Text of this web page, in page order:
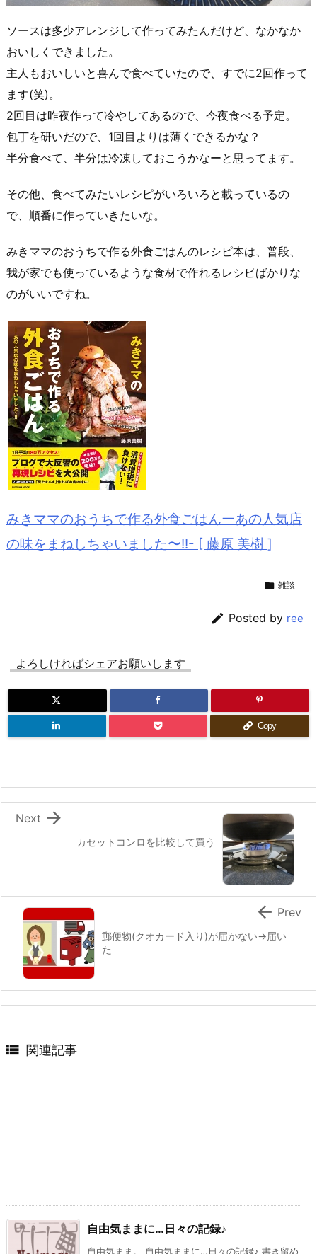
ソースは多少アレンジして作ってみたんだけど、なかなか
おいしくできました。
主人もおいしいと喜んで食べていたので、すでに2回作って
ます(笑)。
2回目は昨夜作って冷やしてあるので、今夜食べる予定。
包丁を研いだので、1回目よりは薄くできるかな？
半分食べて、半分は冷凍しておこうかなーと思ってます。
その他、食べてみたいレシピがいろいろと載っているの
で、順番に作っていきたいな。
みきママのおうちで作る外食ごはんのレシピ本は、普段、
我が家でも使っているような食材で作れるレシピばかりな
のがいいですね。
みきママのおうちで作る外食ごはんーあの人気店
の味をまねしちゃいました〜!!- [ 藤原 美樹 ]
 雑談
 Posted by ree
よろしければシェアお願いします
Copy
カセットコンロを比較して買う

Next
郵便物(クオカード入り)が届かない→届い
た
 Prev
 関連記事
自由気ままに…日々の記録♪
自由気まま。 自由気ままに…日々の記録♪ 書き留め